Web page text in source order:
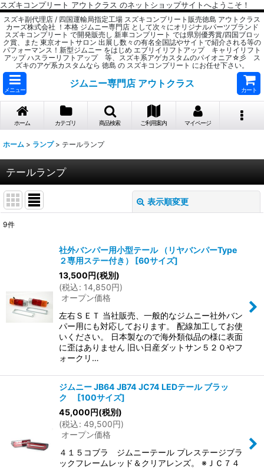
スズキコンプリート アウトクラス のネットショップサイトへようこそ！
スズキ副代理店 / 四国運輸局指定工場 スズキコンプリート販売徳島 アウトクラス
カーズ株式会社 ！本格 ジムニー専門店 として次々にオリジナルパーツブランド
スズキコンプリート で開発販売し 新車コンプリート では県別優秀賞/四国ブロッ
ク賞、また 東京オートサロン 出展し数々の有名全国誌やサイトで紹介される等の
パフォーマンス！新型ジムニー をはじめ エブリイリフトアップ キャリイリフト
アップ ハスラーリフトアップ 等、スズキ系アゲカスタムのパイオニア☆彡 ス
ズキのアゲ系カスタムなら 徳島 の スズキコンプリート にお任せ下さい。
メニュー
ジムニー専門店 アウトクラス
カート
ホーム カテゴリ 商品検索 ご利用案内 マイページ
ホーム > ランプ > テールランプ
テールランプ
表示順変更
9件
社外バンパー用小型テール （リヤバンパーType
２専用ステー付き）
[60サイズ]
13,500円(税別)
(税込: 14,850円)
オープン価格
左右ＳＥＴ 当社販売、一般的なジムニー社外バン
パー用にも対応しております。 配線加工してお使
いください。 日本製なので海外類似品の様に表面
に歪はありません 旧い日産ダットサン５２０やフ
ォークリ…
ジムニー JB64 JB74 JC74 LEDテール ブラッ
ク
[100サイズ]
45,000円(税別)
(税込: 49,500円)
オープン価格
４１５コブラ ジムニーテール プレステージブラ
ックフレームレッド＆クリアレンズ。 ※ＪＣ７４